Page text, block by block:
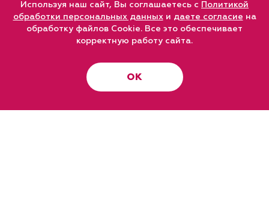
Используя наш сайт, Вы соглашаетесь с Политикой
обработки персональных данныхи даете согласие на
обработку файлов Cookie. Все это обеспечивает
корректную работу сайта.
ОК